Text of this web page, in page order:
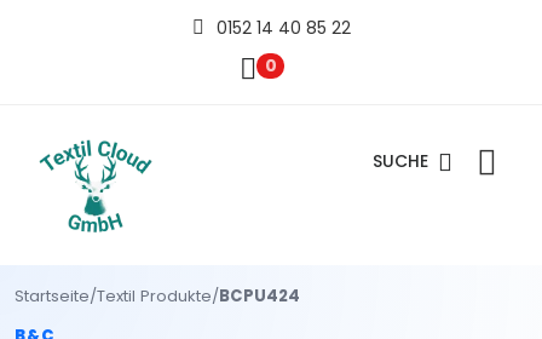
0152 14 40 85 22
0
SUCHE
Startseite/Textil Produkte/BCPU424